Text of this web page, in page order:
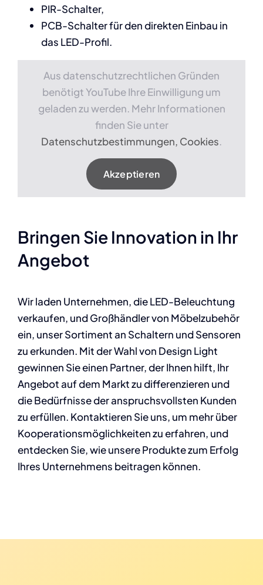
PIR-Schalter,
PCB-Schalter für den direkten Einbau in
das LED-Profil.
Aus datenschutzrechtlichen Gründen
benötigt YouTube Ihre Einwilligung um
geladen zu werden. Mehr Informationen
finden Sie unter
Datenschutzbestimmungen, Cookies.
Akzeptieren
Bringen Sie Innovation in Ihr
Angebot
Wir laden Unternehmen, die LED-Beleuchtung
verkaufen, und Großhändler von Möbelzubehör
ein, unser Sortiment an Schaltern und Sensoren
zu erkunden. Mit der Wahl von Design Light
gewinnen Sie einen Partner, der Ihnen hilft, Ihr
Angebot auf dem Markt zu differenzieren und
die Bedürfnisse der anspruchsvollsten Kunden
zu erfüllen. Kontaktieren Sie uns, um mehr über
Kooperationsmöglichkeiten zu erfahren, und
entdecken Sie, wie unsere Produkte zum Erfolg
Ihres Unternehmens beitragen können.